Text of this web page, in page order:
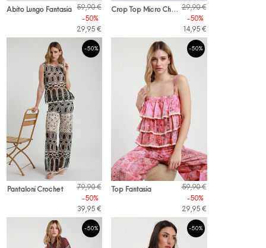
Abito Lungo Fantasia
59,90 €
-50%
29,95 €
C
rop Top Micro Check 29,90 €
-50%
14,95 €
-50%
Pantaloni Crochet
79,90 €
-50%
39,95 €
-50%
Top Fantasia
59,90 €
-50%
29,95 €
-50% -50%